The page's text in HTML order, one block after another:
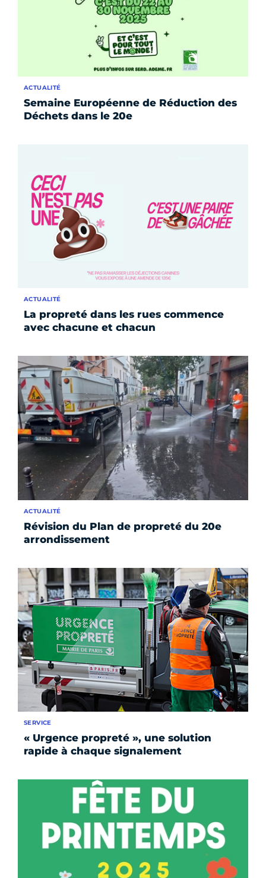
Semaine Européenne de Réduction des
Déchets dans le 20e
ACTUALITÉ
La propreté dans les rues commence
avec chacune et chacun
ACTUALITÉ
Révision du Plan de propreté du 20e
arrondissement
ACTUALITÉ
« Urgence propreté », une solution
rapide à chaque signalement
SERVICE